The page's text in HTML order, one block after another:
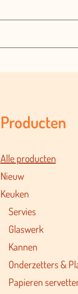
Producten
Alle producten
Nieuw
Keuken
Servies
Glaswerk
Kannen
Onderzetters &
Papieren